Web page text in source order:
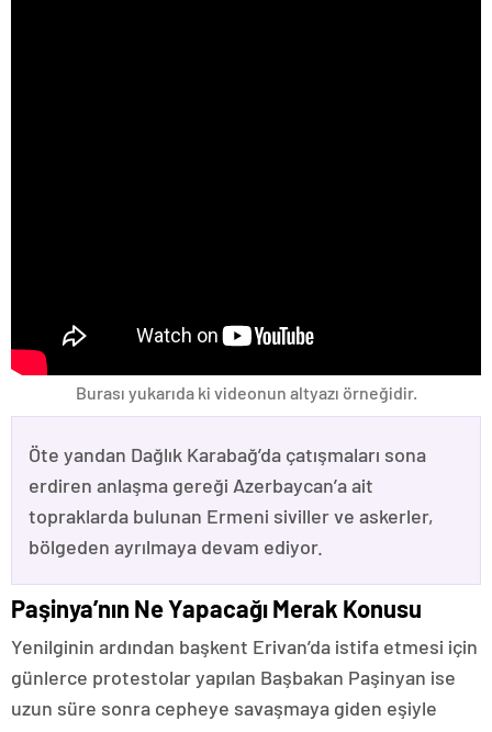
Burası yukarıda ki videonun altyazı örneğidir.
Öte yandan Dağlık Karabağ’da çatışmaları sona
erdiren anlaşma gereği Azerbaycan’a ait
topraklarda bulunan Ermeni siviller ve askerler,
bölgeden ayrılmaya devam ediyor.
Paşinya’nın Ne Yapacağı Merak Konusu
Yenilginin ardından başkent Erivan’da istifa etmesi için
günlerce protestolar yapılan Başbakan Paşinyan ise
uzun süre sonra cepheye savaşmaya giden eşiyle